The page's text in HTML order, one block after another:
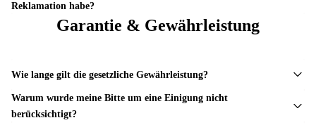
Reklamation habe?
Garantie & Gewährleistung
Wie lange gilt die gesetzliche Gewährleistung?
Warum wurde meine Bitte um eine Einigung nicht
berücksichtigt?